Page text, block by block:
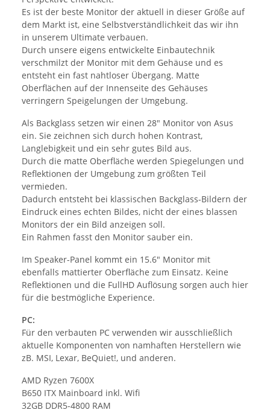
Es ist der beste Monitor der aktuell in dieser Größe auf
dem Markt ist, eine Selbstverständlichkeit das wir ihn
in unserem Ultimate verbauen.
Durch unsere eigens entwickelte Einbautechnik
verschmilzt der Monitor mit dem Gehäuse und es
entsteht ein fast nahtloser Übergang. Matte
Oberflächen auf der Innenseite des Gehäuses
verringern Speigelungen der Umgebung.
Als Backglass setzen wir einen 28" Monitor von Asus
ein. Sie zeichnen sich durch hohen Kontrast,
Langlebigkeit und ein sehr gutes Bild aus.
Durch die matte Oberfläche werden Spiegelungen und
Reflektionen der Umgebung zum größten Teil
vermieden.
Dadurch entsteht bei klassischen Backglass-Bildern der
Eindruck eines echten Bildes, nicht der eines blassen
Monitors der ein Bild anzeigen soll.
Ein Rahmen fasst den Monitor sauber ein.
Im Speaker-Panel kommt ein 15.6" Monitor mit
ebenfalls mattierter Oberfläche zum Einsatz. Keine
Reflektionen und die FullHD Auflösung sorgen auch hier
für die bestmögliche Experience.
PC:
Für den verbauten PC verwenden wir ausschließlich
aktuelle Komponenten von namhaften Herstellern wie
zB. MSI, Lexar, BeQuiet!, und anderen.
AMD Ryzen 7600X
B650 ITX Mainboard inkl. Wifi
32GB DDR5-4800 RAM